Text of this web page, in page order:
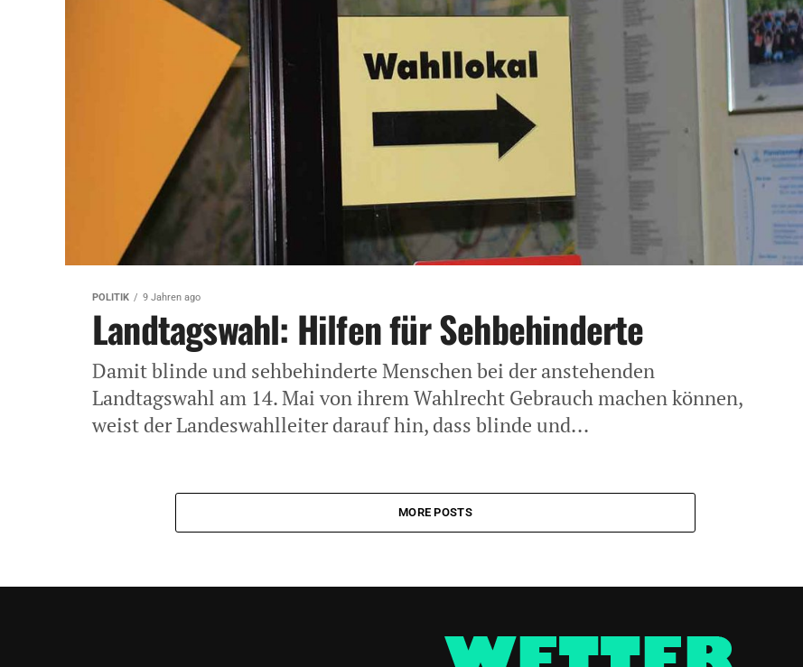
POLITIK 9 Jahren ago
Landtagswahl: Hilfen für Sehbehinderte
Damit blinde und sehbehinderte Menschen bei der anstehenden
Landtagswahl am 14. Mai von ihrem Wahlrecht Gebrauch machen können,
weist der Landeswahlleiter darauf hin, dass blinde und...
MORE POSTS